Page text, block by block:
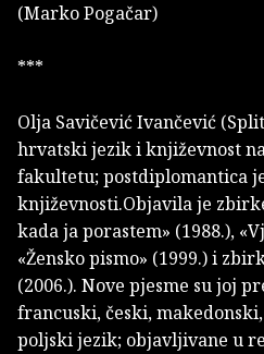
(Marko Pogačar)
***
Olja Savičević Ivančević
hrvatski jezik i književnost
fakultetu; postdiplomantica
književnosti.Objavila je
kada ja porastem» (1988.),
«Žensko pismo» (1999.) i
(2006.). Nove pjesme su joj
francuski, česki,
poljski jezik; objavljivane u